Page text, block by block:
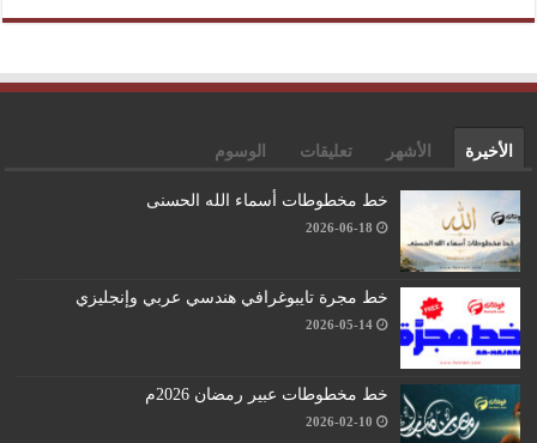
الأخيرة الأشهر تعليقات الوسوم
خط مخطوطات أسماء الله الحسنى
2026-06-18
خط مجرة تايبوغرافي هندسي عربي وإنجليزي
2026-05-14
خط مخطوطات عبير رمضان 2026م
2026-02-10